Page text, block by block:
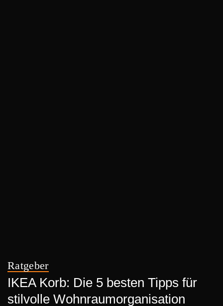
Ratgeber
IKEA Korb: Die 5 besten Tipps für
stilvolle Wohnraumorganisation